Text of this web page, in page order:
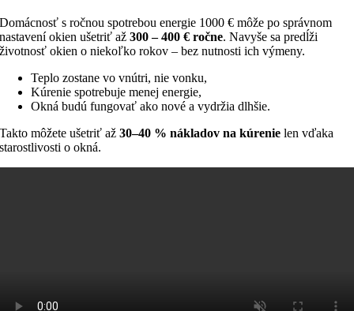
Domácnosť s ročnou spotrebou energie 1000 € môže po správnom
nastavení okien ušetriť až300 – 400 € ročne. Navyše sa predĺži
životnosť okien o niekoľko rokov – bez nutnosti ich výmeny.
Teplo zostane vo vnútri, nie vonku,
Kúrenie spotrebuje menej energie,
Okná budú fungovať ako nové a vydržia dlhšie.
Takto môžete ušetriť až30–40 % nákladov na kúrenie len vďaka
starostlivosti o okná.